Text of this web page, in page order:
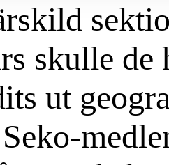
skulle de
ut